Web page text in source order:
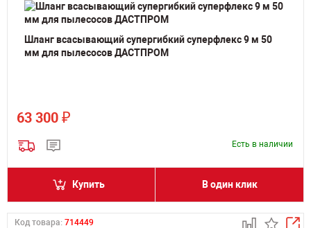
Шланг всасывающий супергибкий суперфлекс 9 м 50
мм для пылесосов ДАСТПРОМ
63 300 ₽
Есть в наличии
Купить В один клик
Код товара: 714449